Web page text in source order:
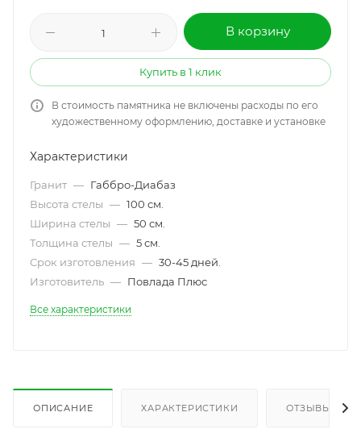
В корзину
Купить в 1 клик
В стоимость памятника не включены расходы по его
художественному оформлению, доставке и установке
Характеристики
Гранит — Габбро-Диабаз
Высота стелы — 100 см.
Ширина стелы — 50 см.
Толщина стелы — 5 см.
Срок изготовления — 30-45 дней.
Изготовитель — Повлада Плюс
Все характеристики
ОПИСАНИЕ ХАРАКТЕРИСТИКИ ОТЗЫВЫ